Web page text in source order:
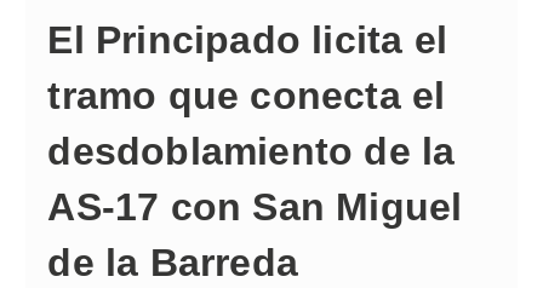
El Principado licita el
tramo que conecta el
desdoblamiento de la
AS-17 con San Miguel
de la Barreda